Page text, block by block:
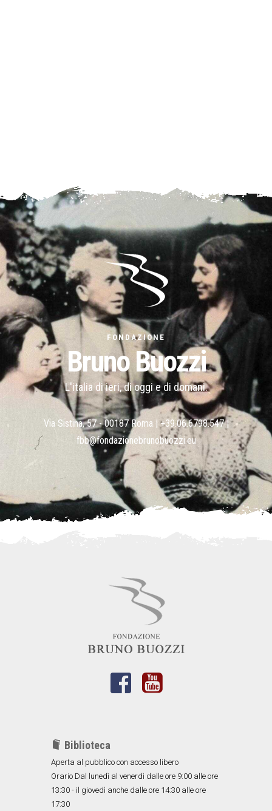
FONDAZIONE
Bruno Buozzi
L'italia di ieri, di oggi e di domani.
Via Sistina, 57 - 00187 Roma | +39.06.6798.547|
fbb@fondazionebrunobuozzi.eu
Biblioteca
Aperta al pubblico con accesso libero
Orario Dal lunedì al venerdì dalle ore 9:00 alle ore
13:30 - il giovedì anche dalle ore 14:30 alle ore
17:30